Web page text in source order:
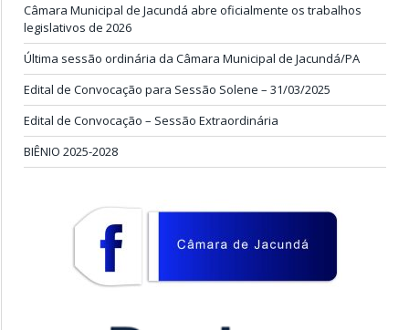
Câmara Municipal de Jacundá abre oficialmente os trabalhos
legislativos de 2026
Última sessão ordinária da Câmara Municipal de Jacundá/PA
Edital de Convocação para Sessão Solene – 31/03/2025
Edital de Convocação – Sessão Extraordinária
BIÊNIO 2025-2028